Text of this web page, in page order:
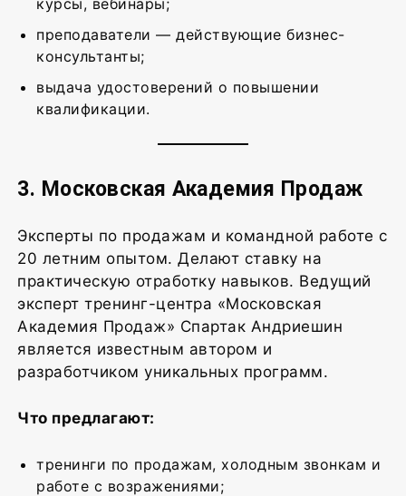
преподаватели — действующие бизнес-
консультанты;
выдача удостоверений о повышении
квалификации.
3. Московская Академия Продаж
Эксперты по продажам и командной работе с
20 летним опытом. Делают ставку на
практическую отработку навыков. Ведущий
эксперт тренинг-центра «Московская
Академия Продаж» Спартак Андриешин
является известным автором и
разработчиком уникальных программ.
Что предлагают:
тренинги по продажам, холодным звонкам и
работе с возражениями;